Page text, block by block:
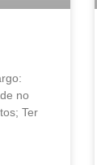
no
Ter